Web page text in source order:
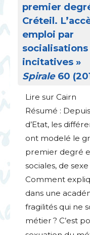
premier
Créteil.
emploi par
socialisations
incitatives »
Spirale60
Lire sur Cairn
Résumé :
d’Etat, les
ont modelé le
premier degré
sociales, de
Comment
dans une
fragilités qui ne
métier ? C’est